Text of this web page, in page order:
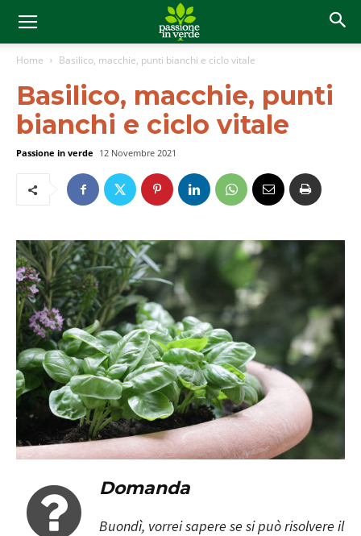
Home Basilico, macchie, punti bianchi e ciclo vitale
Basilico, macchie, punti
bianchi e ciclo vitale
Passione in verde 12 Novembre 2021
Domanda
Buondì, vorrei sapere se si può risolvere il